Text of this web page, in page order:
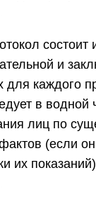
состоит
и
каждого
в водной
лиц по
(если
их